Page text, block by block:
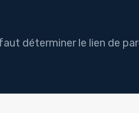
déterminer le lien de